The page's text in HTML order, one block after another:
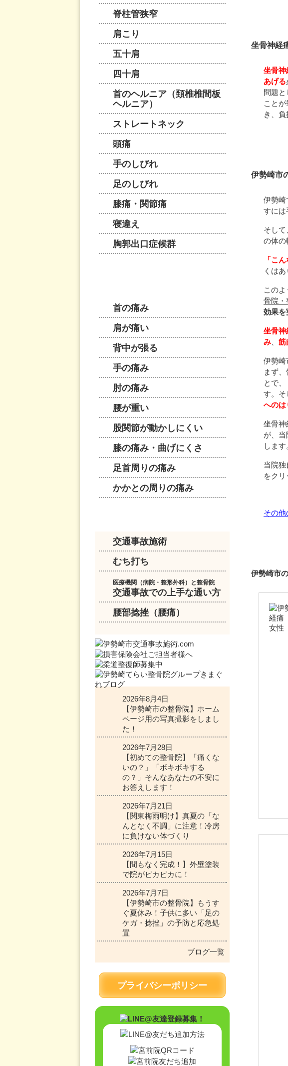
坐骨神経
坐骨神
あげる
問題と
こと
き、
伊勢崎市
伊勢崎
すには
そし
の体の
「こ
くはあ
このよ
骨院・
効果を
坐骨神
み
筋
伊勢崎
まず
とで、
す。そ
へのは
坐骨神
が、当
します
当院
をクリ
その他
伊勢崎市
脊柱管狭窄
肩こり
五十肩
四十肩
首のヘルニア（頚椎椎間板
ヘルニア）
ストレートネック
頭痛
手のしびれ
足のしびれ
膝痛・関節痛
寝違え
胸郭出口症候群
首の痛み
肩が痛い
背中が張る
手の痛み
肘の痛み
腰が重い
股関節が動かしにくい
膝の痛み・曲げにくさ
足首周りの痛み
かかとの周りの痛み
交通事故施術
むち打ち
医療機関（病院・整形外科）と整骨院
交通事故での上手な通い方
腰部捻挫（腰痛）
2026年8月4日
【伊勢崎市の整骨院】ホーム
ページ用の写真撮影をしまし
た！
2026年7月28日
【初めての整骨院】「痛くな
いの？」「ボキボキする
の？」そんなあなたの不安に
お答えします！
2026年7月21日
【関東梅雨明け】真夏の「な
んとなく不調」に注意！冷房
に負けない体づくり
2026年7月15日
【間もなく完成！】外壁塗装
で院がピカピカに！
2026年7月7日
【伊勢崎市の整骨院】もうす
ぐ夏休み！子供に多い「足の
ケガ・捻挫」の予防と応急処
置
ブログ一覧
プライバシーポリシー